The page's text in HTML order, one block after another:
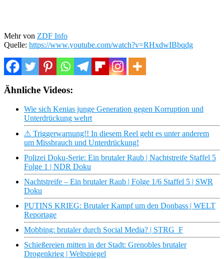
Mehr von ZDF Info
Quelle: https://www.youtube.com/watch?v=RHxdwIBbqdg
Ähnliche Videos:
Wie sich Kenias junge Generation gegen Korruption und
Unterdrückung wehrt
⚠ Triggerwarnung!! In diesem Reel geht es unter anderem
um Missbrauch und Unterdrückung!
Polizei Doku-Serie: Ein brutaler Raub | Nachtstreife Staffel 5
Folge 1 | NDR Doku
Nachtstreife – Ein brutaler Raub | Folge 1/6 Staffel 5 | SWR
Doku
PUTINS KRIEG: Brutaler Kampf um den Donbass | WELT
Reportage
Mobbing: brutaler durch Social Media? | STRG_F
Schießereien mitten in der Stadt: Grenobles brutaler
Drogenkrieg | Weltspiegel